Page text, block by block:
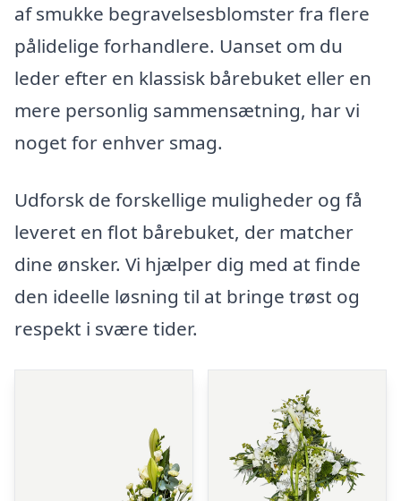
af smukke begravelsesblomster fra flere
pålidelige forhandlere. Uanset om du
leder efter en klassisk bårebuket eller en
mere personlig sammensætning, har vi
noget for enhver smag.
Udforsk de forskellige muligheder og få
leveret en flot bårebuket, der matcher
dine ønsker. Vi hjælper dig med at finde
den ideelle løsning til at bringe trøst og
respekt i svære tider.